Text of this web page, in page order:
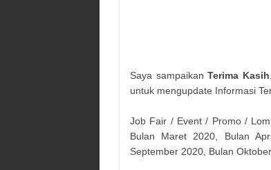
Saya sampaikanTerima Kasih
untuk mengupdate Informasi
Job Fair / Event / Promo /
Bulan Maret 2020, Bulan
September 2020, Bulan